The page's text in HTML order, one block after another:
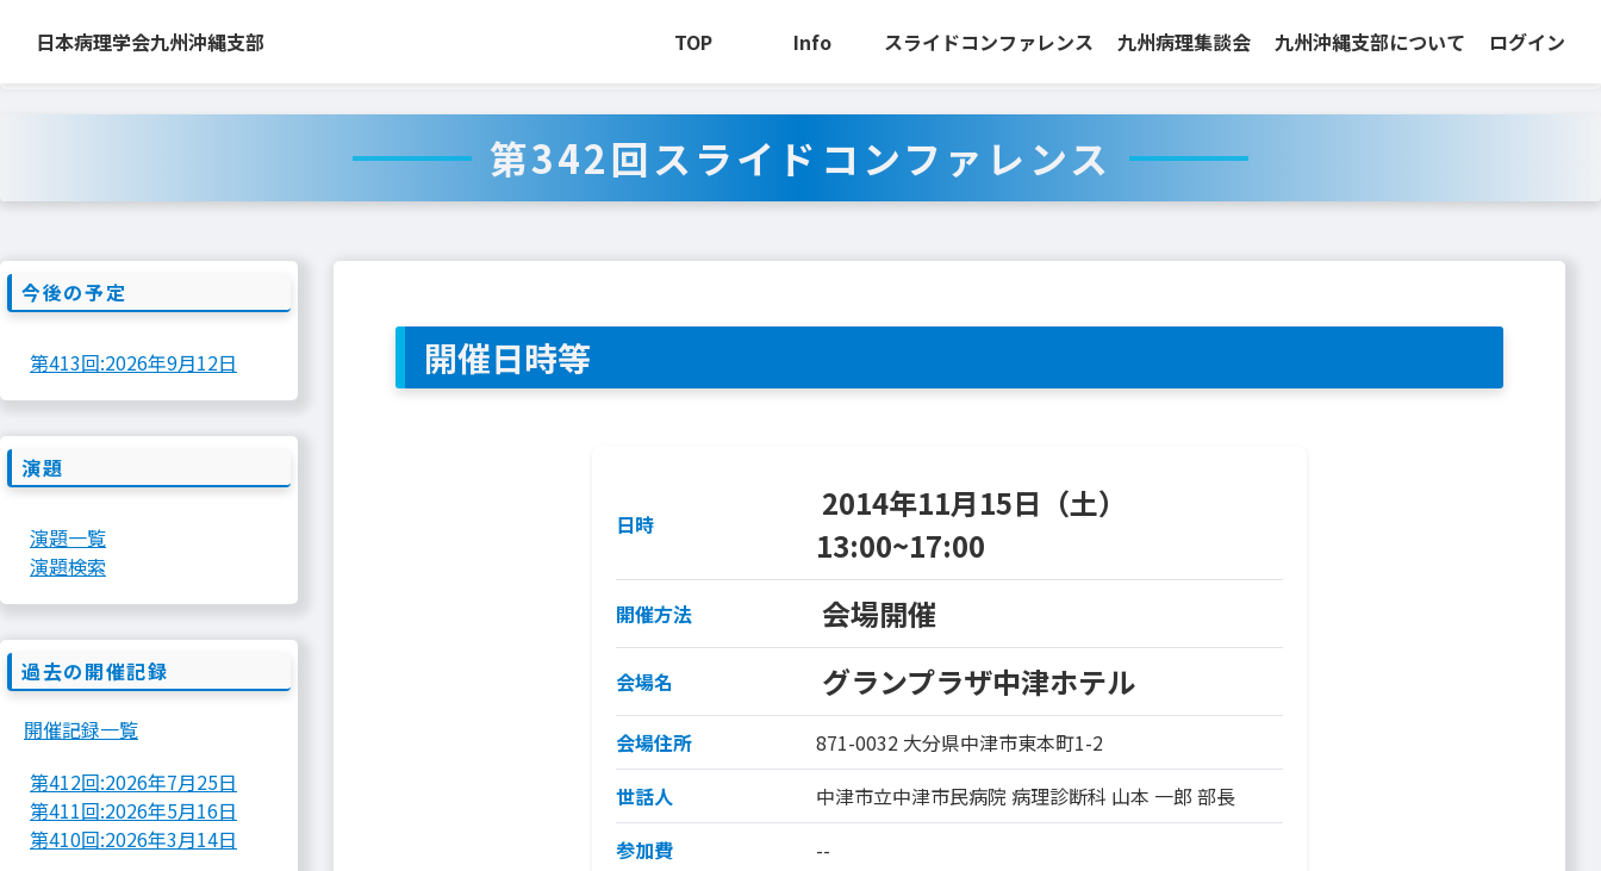
日本病理学会九州沖縄支部 TOP Info スライドコンファレンス 九州病理集談会 九州沖縄支部について ログイン
第342回スライドコンファレンス
今後の予定
第413回:2026年9月12日
演題
演題一覧
演題検索
過去の開催記録
開催記録一覧
第412回:2026年7月25日
第411回:2026年5月16日
第410回:2026年3月14日
開催日時等
日時
2014年11月15日（土）
13:00~17:00
開催方法 会場開催
会場名 グランプラザ中津ホテル
会場住所 871-0032 大分県中津市東本町1-2
世話人
中津市立中津市民病院 病理診断科 山本 一郎 部長
参加費
--